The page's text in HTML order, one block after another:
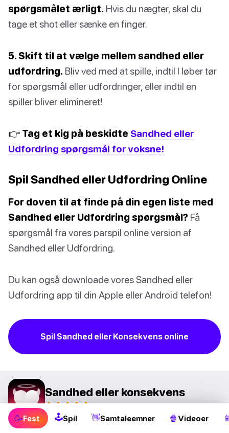
spørgsmålet ærligt. Hvis du nægter, skal du
tage et shot eller sænke en finger.
5. Skift til at vælge mellem sandhed eller
udfordring. Bliv ved med at spille, indtil I løber tør
for spørgsmål eller udfordringer, eller indtil en
spiller bliver elimineret!
👉 Tag et kig på beskidte Sandhed eller
Udfordring spørgsmål for voksne!
Spil Sandhed eller Udfordring Online
For doven til at finde på din egen liste med
Sandhed eller Udfordring spørgsmål? Få
spørgsmål fra vores parspil online version af
Sandhed eller Udfordring.
Du kan også downloade vores Sandhed eller
Udfordring app til din Apple eller Android telefon!
Spil Sandhed eller Konsekvens online
Sandhed eller konsekvens
Google Play
🥳Fest 🕹Spil 👋Samtaleemner 🍿 Videoer